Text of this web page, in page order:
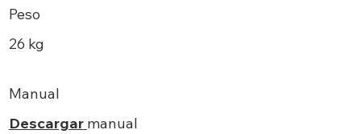
Peso
26 kg
Manual
Descargar manual